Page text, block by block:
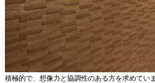
積極的で、想像力と協調性のある方を求めてい